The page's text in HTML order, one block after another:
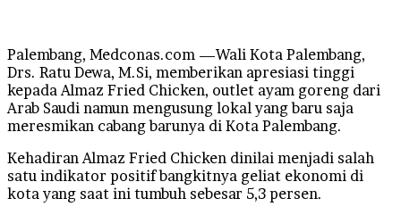
Palembang, Medconas.com —Wali Kota Palembang,
Drs. Ratu Dewa, M.Si, memberikan apresiasi tinggi
kepada Almaz Fried Chicken, outlet ayam goreng dari
Arab Saudi namun mengusung lokal yang baru saja
meresmikan cabang barunya di Kota Palembang.
Kehadiran Almaz Fried Chicken dinilai menjadi salah
satu indikator positif bangkitnya geliat ekonomi di
kota yang saat ini tumbuh sebesar 5,3 persen.